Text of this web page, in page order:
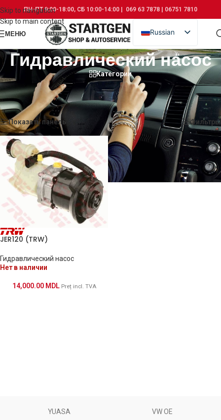
Skip to navigation
Skip to main content
ПН-ПТ 9:00-18:00, СБ 10:00-14:00 | 069 63 7878 | 06751 7810
МЕНЮ
Russian
Romanian
Гидравлический насос
Категории
Главная
Другие автотовары/Электроусилитель руля
Гидравлический насос
Отображение единственного товара
Показать панель Фильтры
JER120 (TRW)
Гидравлический насос
Нет в наличии
14,000.00 MDL Preț incl. TVA
YUASA VW OE